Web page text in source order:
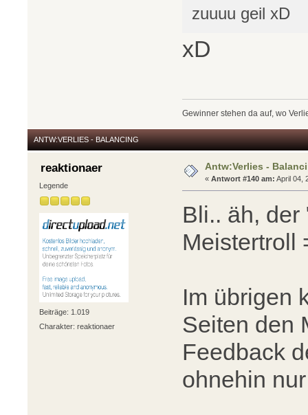
zuuuu geil xD
xD
Gewinner stehen da auf, wo
ANTW:VERLIES - BALANCING
reaktionaer
Legende
Beiträge: 1.019
Charakter: reaktionaer
Antw:Verlies -
«Antwort #140 am: April 04,
Bli.. äh,
Meistertroll
Im übrigen
Seiten den
Feedback
ohnehin